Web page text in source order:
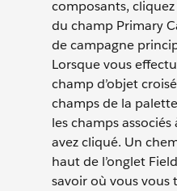
composants,
du champ Primary
de campagne
Lorsque vous
champ d’objet
champs de la
les champs
avez cliqué. Un
haut de l’onglet
savoir où vous vous